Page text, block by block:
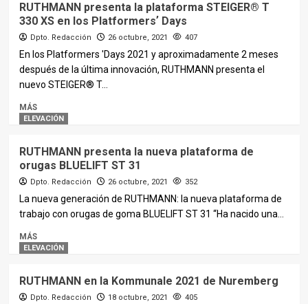
RUTHMANN presenta la plataforma STEIGER® T
330 XS en los Platformersʼ Days
Dpto. Redacción 26 octubre, 2021 407
En los Platformers 'Days 2021 y aproximadamente 2 meses
después de la última innovación, RUTHMANN presenta el
nuevo STEIGER® T...
MÁS
ELEVACIÓN
RUTHMANN presenta la nueva plataforma de
orugas BLUELIFT ST 31
Dpto. Redacción 26 octubre, 2021 352
La nueva generación de RUTHMANN: la nueva plataforma de
trabajo con orugas de goma BLUELIFT ST 31 “Ha nacido una...
MÁS
ELEVACIÓN
RUTHMANN en la Kommunale 2021 de Nuremberg
Dpto. Redacción 18 octubre, 2021 405